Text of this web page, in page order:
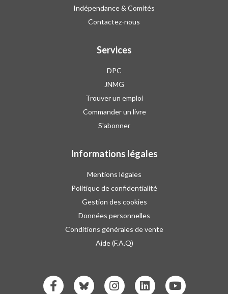
Indépendance & Comités
Contactez-nous
Services
DPC
JNMG
Trouver un emploi
Commander un livre
S'abonner
Informations légales
Mentions légales
Politique de confidentialité
Gestion des cookies
Données personnelles
Conditions générales de vente
Aide (F.A.Q)